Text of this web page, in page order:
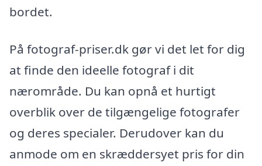
bordet.
På fotograf-priser.dk gør vi det let for dig
at finde den ideelle fotograf i dit
nærområde. Du kan opnå et hurtigt
overblik over de tilgængelige fotografer
og deres specialer. Derudover kan du
anmode om en skræddersyet pris for din